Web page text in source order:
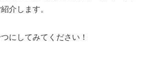
介します。
にしてみてください！